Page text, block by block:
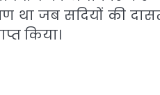
था जब सदियों की
किया।